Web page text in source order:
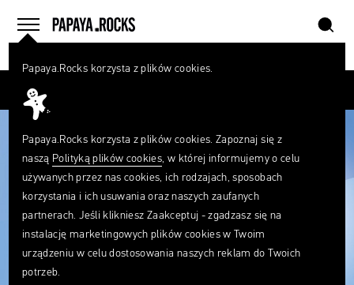
menu
home szukaj
Papaya.Rocks korzysta z plików cookies.
Papaya.Rocks korzysta z plików cookies. Zapoznaj się z
naszą Polityką plików cookies, w której informujemy o celu
używanych przez nas cookies, ich rodzajach, sposobach
korzystania i ich usuwania oraz naszych zaufanych
partnerach. Jeśli klikniesz Zaakceptuj - zgadzasz się na
instalację marketingowych plików cookies w Twoim
urządzeniu w celu dostosowania naszych reklam do Twoich
potrzeb.
Czego
szukasz?